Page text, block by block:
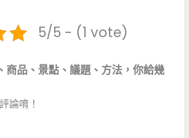
5/5 - (1 vote)
商品、景點、議題、方法，你給幾
論唷！